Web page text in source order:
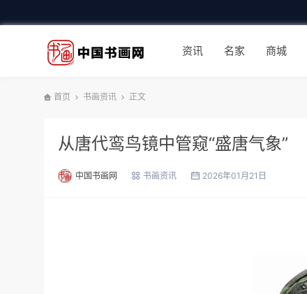
资讯 名家 商城
首页 书画资讯 正文
从唐代鸾鸟镜中管窥“盛唐气象”
中国书画网 书画资讯 2026年01月21日